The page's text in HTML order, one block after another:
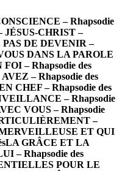
– Rhapsodie
CHRIST –
PAS DE DEVENIR –
DANS LA PAROLE
– Rhapsodie des
– Rhapsodie des
CHEF – Rhapsodie des
– Rhapsodie
VOUS – Rhapsodie
–
ET QUI
LA GRÂCE ET LA
– Rhapsodie des
POUR LE